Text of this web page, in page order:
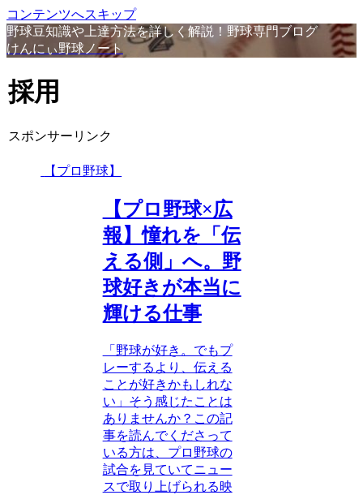
コンテンツへスキップ
野球豆知識や上達方法を詳しく解説！野球専門ブログ
けんにぃ野球ノート
採用
スポンサーリンク
【プロ野球】
【プロ野球×広
報】憧れを「伝
える側」へ。野
球好きが本当に
輝ける仕事
「野球が好き。でもプ
レーするより、伝える
ことが好きかもしれな
い」そう感じたことは
ありませんか？この記
事を読んでくださって
いる方は、プロ野球の
試合を見ていてニュー
スで取り上げられる映